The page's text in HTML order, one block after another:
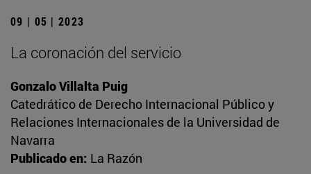
09 | 05 | 2023
La coronación del servicio
Gonzalo Villalta Puig
Catedrático de Derecho Internacional Público y
Relaciones Internacionales de la Universidad de
Navarra
Publicado en: La Razón